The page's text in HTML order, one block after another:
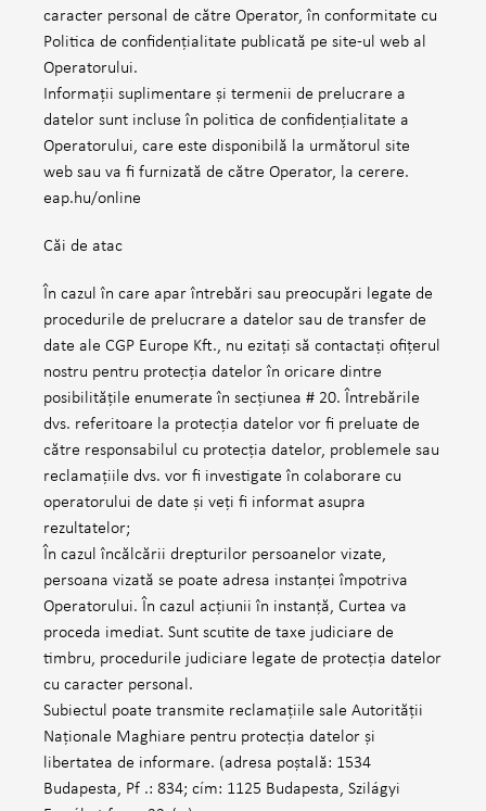
caracter personal de către Operator, în conformitate cu
Politica de confidențialitate publicată pe site-ul web al
Operatorului.
Informații suplimentare și termenii de prelucrare a
datelor sunt incluse în politica de confidențialitate a
Operatorului, care este disponibilă la următorul site
web sau va fi furnizată de către Operator, la cerere.
eap.hu/online
Căi de atac
În cazul în care apar întrebări sau preocupări legate de
procedurile de prelucrare a datelor sau de transfer de
date ale CGP Europe Kft., nu ezitați să contactați ofițerul
nostru pentru protecția datelor în oricare dintre
posibilitățile enumerate în secțiunea # 20. Întrebările
dvs. referitoare la protecția datelor vor fi preluate de
către responsabilul cu protecția datelor, problemele sau
reclamațiile dvs. vor fi investigate în colaborare cu
operatorului de date și veți fi informat asupra
rezultatelor;
În cazul încălcării drepturilor persoanelor vizate,
persoana vizată se poate adresa instanței împotriva
Operatorului. În cazul acțiunii în instanță, Curtea va
proceda imediat. Sunt scutite de taxe judiciare de
timbru, procedurile judiciare legate de protecția datelor
cu caracter personal.
Subiectul poate transmite reclamațiile sale Autorității
Naționale Maghiare pentru protecția datelor și
libertatea de informare. (adresa poștală: 1534
Budapesta, Pf .: 834; cím: 1125 Budapesta, Szilágyi